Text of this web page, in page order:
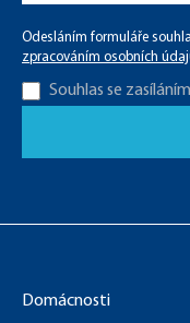
Odesláním formuláře
zpracováním osobních
Souhlas se zasíláním
Domácnosti